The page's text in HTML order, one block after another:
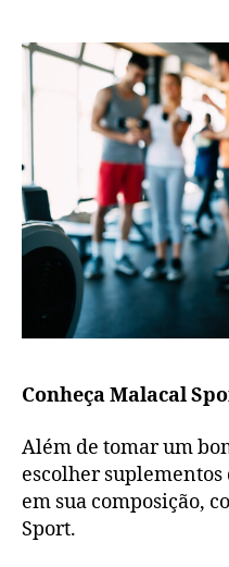
Conheça Malacal
Além de tomar um
escolher
em sua composição,
Sport.